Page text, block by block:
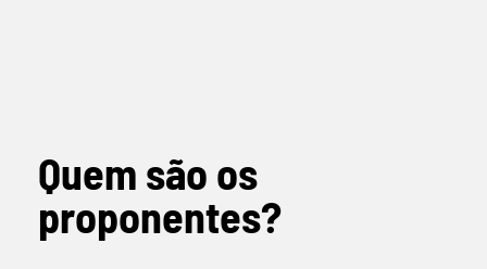
Quem são os
proponentes?